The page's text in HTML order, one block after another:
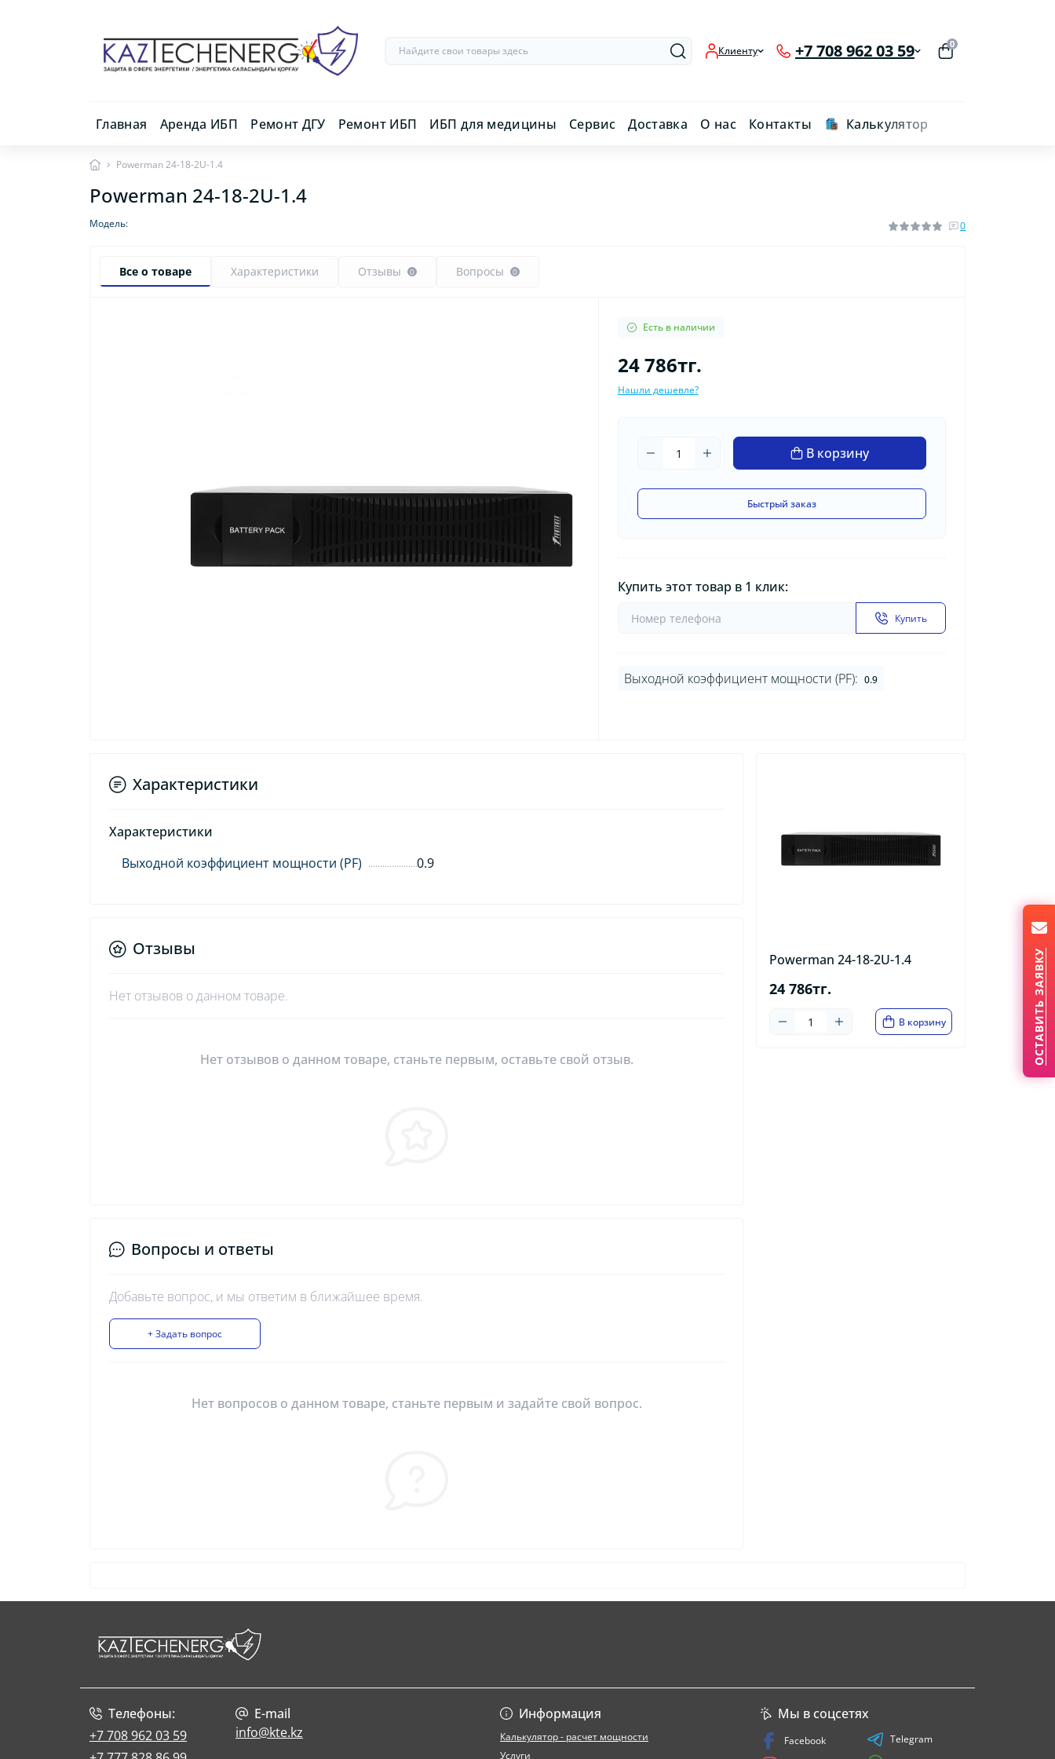
Клиенту +7 708 962 03 59 0
Главная Аренда ИБП Ремонт ДГУ Ремонт ИБП ИБП для медицины Сервис Доставка О нас Контакты Калькулятор
Powerman 24-18-2U-1.4
Powerman 24-18-2U-1.4
Модель: 0
Все о товаре Характеристики Отзывы 0 Вопросы 0
Есть в наличии
24 786тг.
Нашли дешевле?
В корзину
Быстрый заказ
Купить этот товар в 1 клик:
Купить
Выходной коэффициент мощности (PF): 0.9
Powerman 24-18-2U-1.4
24 786тг.
В корзину
Характеристики
Характеристики
Выходной коэффициент мощности (PF)
0.9
Отзывы
Нет отзывов о данном товаре.
Нет отзывов о данном товаре, станьте первым, оставьте свой отзыв.
Вопросы и ответы
Добавьте вопрос, и мы ответим в ближайшее время.
+ Задать вопрос
Нет вопросов о данном товаре, станьте первым и задайте свой вопрос.
ОСТАВИТЬ ЗАЯВКУ
Телефоны:
+7 708 962 03 59
E-mail
info@kte.kz
Информация
Калькулятор - расчет мощности
Услуги
Мы в соцсетях
Facebook
Telegram